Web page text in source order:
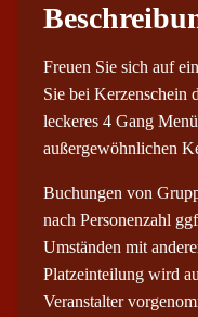
0
Freuen Sie sich auf
Sie bei Kerzenschein
leckeres 4 Gang
außergewöhnlichen
Buchungen von
nach Personenzahl
Umständen mit
Platzeinteilung wird
Veranstalter